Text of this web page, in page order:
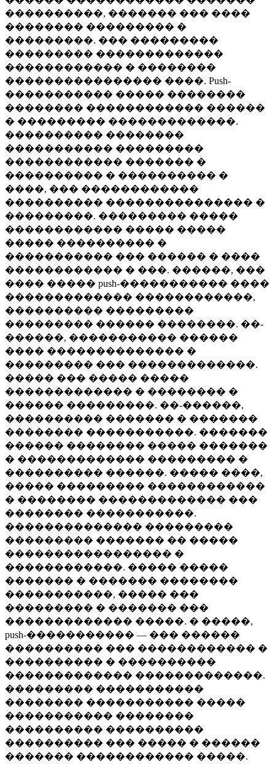
����������, ������� ��� ����
�������� ��������� �
���������. ��� ���������
��������� �������������
������������ � ��������
���������������� ����. Push-
����������� ����� ��������
�������� ������������ ������
� ��������� �������������.
���������� ��������
����������� ���������
������������ ������� �
���������� � ���������� �
����, ��� ������������
���������� ��������������� �
���������. ��������� �����
������������ ����� �����
����� ���������� �
����������� ��� ������ � ����
������������ � ���. ������, ���
���� ����� push-����������� ����
������������� ������������,
���������� ���������
��������� ������ ��������. ��-
������, ����������� ������
���� �������������� �
��������� ��� �������������.
����� ��� ����� �����
������������� � �������� �
������ ���������. ��-������,
���������� ������� � �������
�������� �����������. �������
������ �������� ����� �������
� ������������� ��������� �
���������� ������. ����� ����,
����� ��������� ������������
� �������� ������������� ���
�������� �����������.
�������������� ���������
��������� ������� �� �����
����������������� �
������������. ����� �����
������� � ������� ��������
�����������, ����� ���
��������� � ������� ���
������������� �����. � �����,
push-����������� — ��� ������
���������� ��� ������������ �
���������� � ����������
������������� �������������.
��������� �����������
�������� ����������� �����
����������� ��������
���������� ����������
���������� ��� ����� � ������
������� ������������ �����.